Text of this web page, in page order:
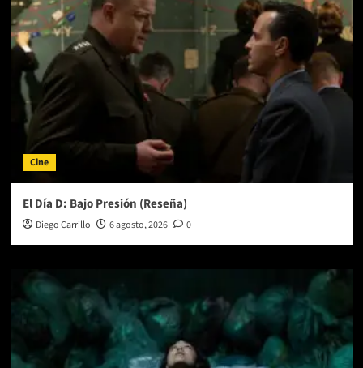
nuevo
EP
Cine
El Día D: Bajo Presión (Reseña)
Diego Carrillo 6 agosto, 2026 0